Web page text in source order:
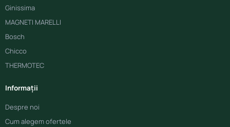
Ginissima
MAGNETI MARELLI
Bosch
Chicco
THERMOTEC
Informații
Despre noi
Cum alegem ofertele